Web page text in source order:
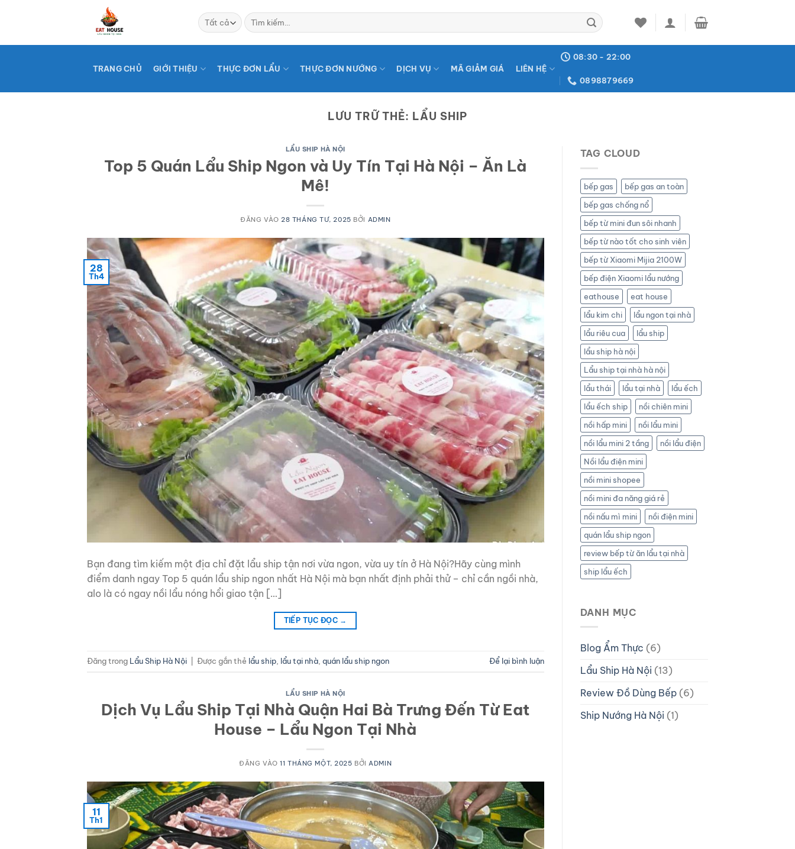
Tìm
kiếm:
TRANG CHỦ GIỚI THIỆU THỰC ĐƠN LẨU THỰC ĐƠN NƯỚNG DỊCH VỤ MÃ GIẢM GIÁ LIÊN HỆ
08:30 - 22:00
0898879669
LƯU TRỮ THẺ: LẨU SHIP
LẨU SHIP HÀ NỘI
Top 5 Quán Lẩu Ship Ngon và Uy Tín Tại Hà Nội – Ăn Là
Mê!
ĐĂNG VÀO 28 THÁNG TƯ, 2025 BỞI ADMIN
28
Th4
Bạn đang tìm kiếm một địa chỉ đặt lẩu ship tận nơi vừa ngon, vừa uy tín ở Hà Nội?Hãy cùng mình
điểm danh ngay Top 5 quán lẩu ship ngon nhất Hà Nội mà bạn nhất định phải thử – chỉ cần ngồi nhà,
alo là có ngay nồi lẩu nóng hổi giao tận […]
TIẾP TỤC ĐỌC →
Đăng trong Lẩu Ship Hà Nội Được gắn thẻ lẩu ship lẩu tại nhà quán lẩu ship ngon Để lại bình luận
LẨU SHIP HÀ NỘI
Dịch Vụ Lẩu Ship Tại Nhà Quận Hai Bà Trưng Đến Từ Eat
House – Lẩu Ngon Tại Nhà
ĐĂNG VÀO11 THÁNG MỘT, 2025 BỞIADMIN
11
Th1
TAG CLOUD
bếp gas
bếp gas an toàn
bếp gas chống nổ
bếp từ mini đun sôi nhanh
bếp từ nào tốt cho sinh viên
bếp từ Xiaomi Mijia 2100W
bếp điện Xiaomi lẩu nướng
eathouse
eat house
lẩu kim chi
lẩu ngon tại nhà
lẩu riêu cua
lẩu ship
lẩu ship hà nội
Lẩu ship tại nhà hà nội
lẩu thái
lẩu tại nhà
lẩu ếch
lẩu ếch ship
nồi chiên mini
nồi hấp mini
nồi lẩu mini
nồi lẩu mini 2 tầng
nồi lẩu điện
Nồi lẩu điện mini
nồi mini shopee
nồi mini đa năng giá rẻ
nồi nấu mì mini
nồi điện mini
quán lẩu ship ngon
review bếp từ ăn lẩu tại nhà
ship lẩu ếch
DANH MỤC
Blog Ẩm Thực (6)
Lẩu Ship Hà Nội (13)
Review Đồ Dùng Bếp(6)
Ship Nướng Hà Nội (1)